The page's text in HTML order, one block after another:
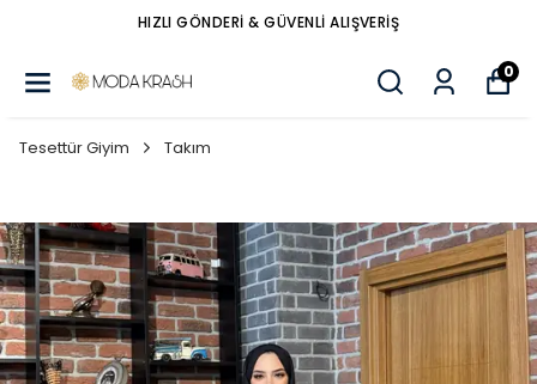
HIZLI GÖNDERİ & GÜVENLİ ALIŞVERİŞ
0
Tesettür Giyim Takım